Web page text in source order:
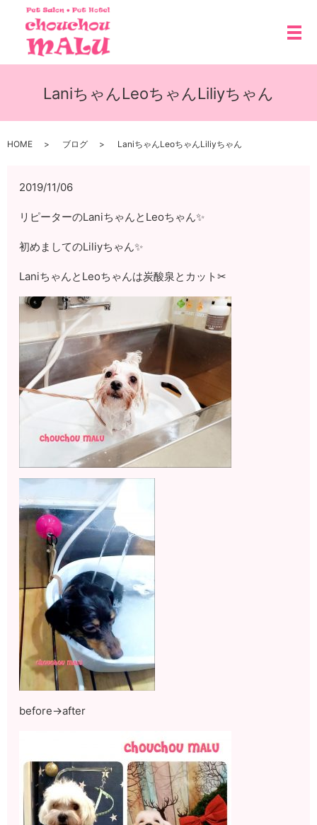
メ
LaniちゃんLeoちゃんLiliyちゃん
HOME ブログ LaniちゃんLeoちゃんLiliyちゃん
2019/11/06
リピーターのLaniちゃんとLeoちゃん✨
初めましてのLiliyちゃん✨
LaniちゃんとLeoちゃんは炭酸泉とカット✂
before→after